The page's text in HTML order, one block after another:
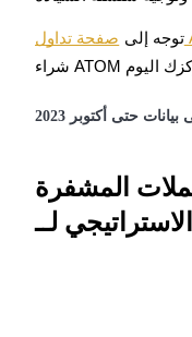
تنافسية يوميًا
توجه إلى
المشفرة